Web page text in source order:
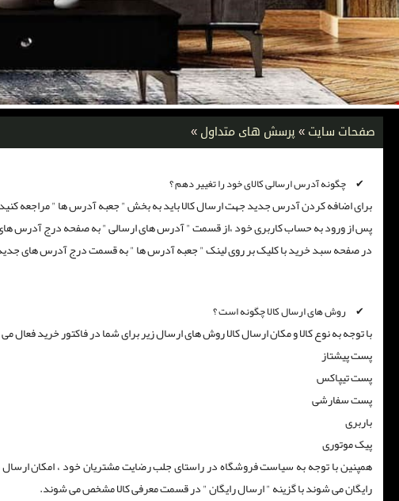
صفحات سایت »پرسش های متداول »
چگونه آدرس ارسالی کالای خود را تغییر دهم ؟
برای اضافه کردن آدرس جدید جهت ارسال کالا باید به بخش " جعبه آدرس ها " مراجعه
پس از ورود به حساب کاربری خود ،از قسمت " آدرس های ارسالی " به صفحه درج آدرس
در صفحه سبد خرید با کلیک بر روی لینک " جعبه آدرس ها " به قسمت درج آدرس های
روش های ارسال کالا چگونه است ؟
با توجه به نوع کالا و مکان ارسال کالا روش های ارسال زیر برای شما در فاکتور خرید
پست پیشتاز
پست تیپاکس
پست سفارشی
باربری
پیک موتوری
همپنین با توجه به سیاست فروشگاه در راستای جلب رضایت مشتریان خود ، امکان ارسال
رایگان می شوند با گزینه " ارسال رایگان " در قسمت معرفی کالا مشخص می شوند.